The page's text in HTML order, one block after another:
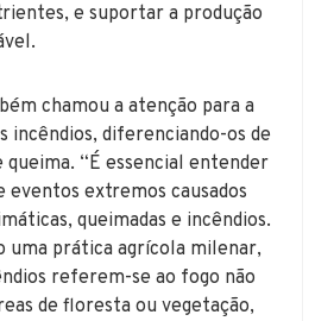
e suportar a produção
chamou a atenção para a
incêndios, diferenciando-os de
“É essencial entender
extremos causados
queimadas e incêndios.
uma prática agrícola milenar,
referem-se ao fogo não
de floresta ou vegetação,